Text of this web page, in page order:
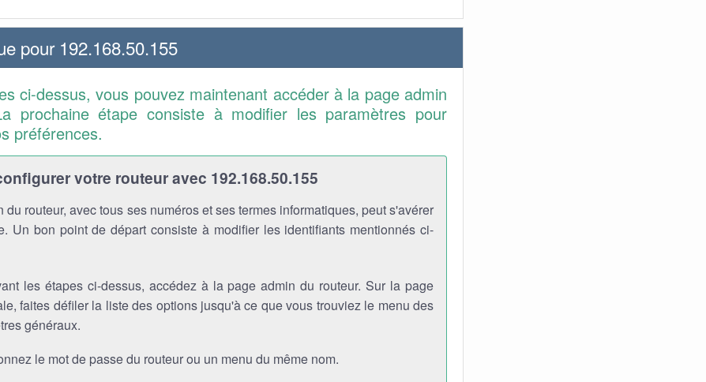
pour 192.168.50.155
ci-dessus, vous pouvez maintenant accéder à la page admin
prochaine étape consiste à modifier les paramètres pour
préférences.
votre routeur avec 192.168.50.155
du routeur, avec tous ses numéros et ses termes informatiques, peut s'avérer
Un bon point de départ consiste à modifier les identifiants mentionnés ci-
les étapes ci-dessus, accédez à la page admin du routeur. Sur la page
faites défiler la liste des options jusqu'à ce que vous trouviez le menu des
généraux.
le mot de passe du routeur ou un menu du même nom.